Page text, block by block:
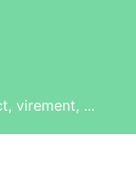
virement, ...